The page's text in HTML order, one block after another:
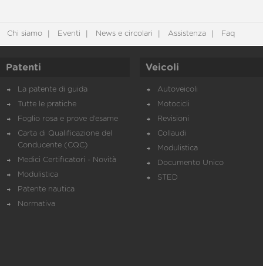
Chi siamo Eventi News e circolari Assistenza Faq
Patenti
La patente di guida
Tutte le pratiche
Foglio rosa e prove d’esame
Carta di Qualificazione del
Conducente (CQC)
Medici Certificatori - Novità
Modulistica
Patente nautica
Normativa
Veicoli
Autoveicoli
Motocicli
Revisioni
Collaudi
Modulistica
Documento Unico
STED